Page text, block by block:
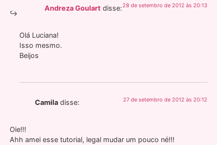
Andreza Goulart disse: 28 de setembro de 2012 às 20:13
Olá Luciana!
Isso mesmo.
Beijos
Camila disse: 27 de setembro de 2012 às 20:12
Oie!!!
Ahh amei esse tutorial, legal mudar um pouco né!!!